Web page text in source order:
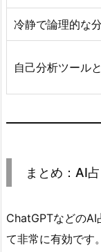
冷静で論理的な
自己分析ツール
まとめ：AI
ChatGPTなどのAI
て非常に有効です。